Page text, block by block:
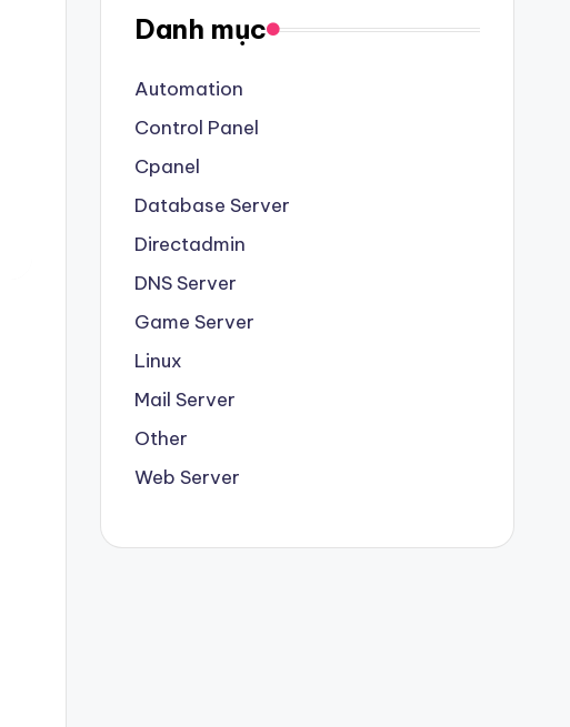
Danh mục
Automation
Control Panel
Cpanel
Database Server
Directadmin
DNS Server
Game Server
Linux
Mail Server
Other
Web Server